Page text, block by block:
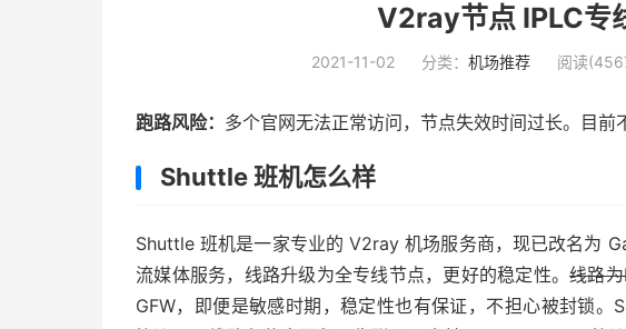
V2ray节点 IPLC专
2021-11-02 分类： 机场推荐 阅读
跑路风险： 多个官网无法正常访问，节点失效时间过长。目前
Shuttle 班机怎么样
Shuttle 班机是一家专业的 V2ray 机场服务商，现已改名为
流媒体服务，线路升级为全专线节点，更好的稳定性。 线路
GFW，即便是敏感时期，稳定性也有保证，不担心被封锁